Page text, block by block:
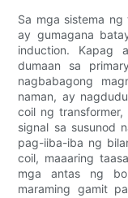
Sa mga sistema ng
ay gumagana
induction. Kapag
dumaan sa
nagbabagong
naman, ay
coil ng
signal sa susunod
pag-iiba-iba ng
coil, maaaring
mga antas ng
maraming gamit